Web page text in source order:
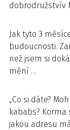
dobrodružstvív
Jak tyto 3
budoucnosti.
než jsem si
mění …
„Co si dáte?
kababs? Korma
jakou adresu